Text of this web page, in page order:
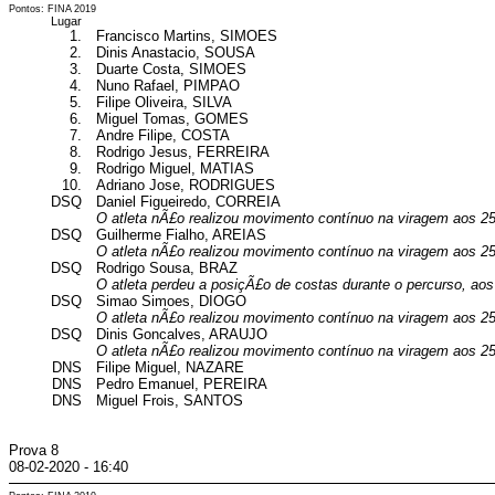
Pontos: FINA 2019
Lugar
1.
Francisco Martins, SIMOES
2.
Dinis Anastacio, SOUSA
3.
Duarte Costa, SIMOES
4.
Nuno Rafael, PIMPAO
5.
Filipe Oliveira, SILVA
6.
Miguel Tomas, GOMES
7.
Andre Filipe, COSTA
8.
Rodrigo Jesus, FERREIRA
9.
Rodrigo Miguel, MATIAS
10.
Adriano Jose, RODRIGUES
DSQ
Daniel Figueiredo, CORREIA
O atleta nÃ£o realizou movimento contínuo na viragem aos
DSQ
Guilherme Fialho, AREIAS
O atleta nÃ£o realizou movimento contínuo na viragem aos
DSQ
Rodrigo Sousa, BRAZ
O atleta perdeu a posiçÃ£o de costas durante o percurso,
DSQ
Simao Simoes, DIOGO
O atleta nÃ£o realizou movimento contínuo na viragem aos
DSQ
Dinis Goncalves, ARAUJO
O atleta nÃ£o realizou movimento contínuo na viragem aos
DNS
Filipe Miguel, NAZARE
DNS
Pedro Emanuel, PEREIRA
DNS
Miguel Frois, SANTOS
Prova 8
08-02-2020 - 16:40